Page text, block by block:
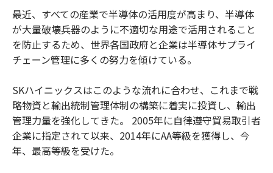
最近、すべての産業で半導体の活用度が高まり、半導体
が大量破壊兵器のように不適切な用途で活用されること
を防止するため、世界各国政府と企業は半導体サプライ
チェーン管理に多くの努力を傾けている。
SKハイニックスはこのような流れに合わせ、これまで戦
略物資と輸出統制管理体制の構築に着実に投資し、輸出
管理力量を強化してきた。 2005年に自律遵守貿易取引者
企業に指定されて以来、2014年にAA等級を獲得し、今
年、最高等級を受けた。